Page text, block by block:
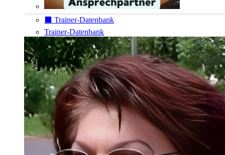
⬛️ Trainer-Datenbank
Trainer-Datenbank